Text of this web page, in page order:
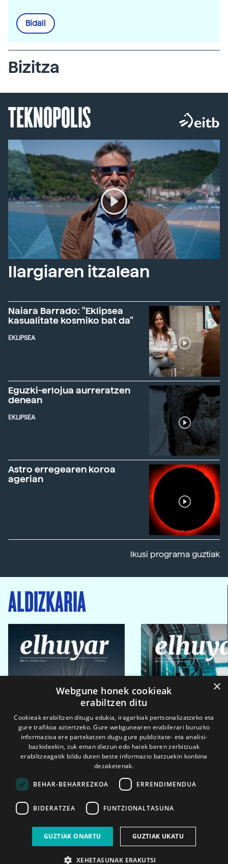
Bidali
Bizitza
TEKNOPOLIS
Ilargiaren itzalean
Naiara Barrado: "Eklipsea
kasualitate kosmiko bat da"
EKLIPSEA
Eguzki-erlojua aurreratzen
denean
EKLIPSEA
Astro erregearen koroa
agerian
Ikusi programa guztiak
ALDIZKARIA
2026ko eka. 1a 2026ko mar. 1a
×
Webgune honek cookieak
erabiltzen ditu
Cookieak erabiltzen ditugu edukia, iragarkiak pertsonalizatzeko eta
gure trafikoa aztertzeko. Gure webgunearen erabilerari buruzko
informazioa ere partekatzen dugu gure publizitate- eta analisi-
bazkideekin, zuk eman diezun edo haiek beren zerbitzuak
erabiltzeagatik bildu duten beste informazio batzuekin konbina
dezaketenak.
BEHAR-BEHARREZKOA ERRENDIMENDUA
BIDERATZEA FUNTZIONALTASUNA
GUZTIAK ONARTU GUZTIAK UKATU
XEHETASUNAK ERAKUTSI